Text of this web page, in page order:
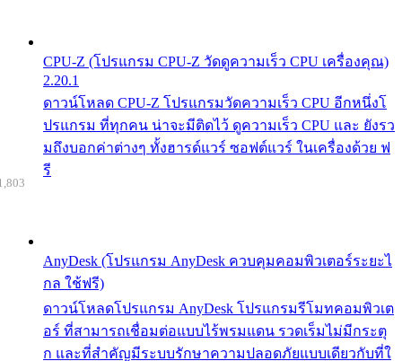
CPU-Z (โปรแกรม CPU-Z วัดดูความเร็ว CPU เครื่องคุณ)
2.20.1
ดาวน์โหลด CPU-Z โปรแกรมวัดความเร็ว CPU อีกหนึ่งโ
ปรแกรม ที่ทุกคน น่าจะมีติดไว้ ดูความเร็ว CPU และ ยังรว
มถึงบอกค่าต่างๆ ทั้งฮารด์แวร์ ซอฟต์แวร์ ในเครื่องด้วย ฟ
รี
AnyDesk (โปรแกรม AnyDesk ควบคุมคอมพิวเตอร์ระยะไ
กล ใช้ฟรี)
ดาวน์โหลดโปรแกรม AnyDesk โปรแกรมรีโมทคอมพิวเต
อร์ ที่สามารถเชื่อมต่อแบบไร้พรมแดน รวดเร็มไม่มีกระตุ
ก และที่สำคัญมีระบบรักษาความปลอดภัยแบบเดียวกับที่ใ